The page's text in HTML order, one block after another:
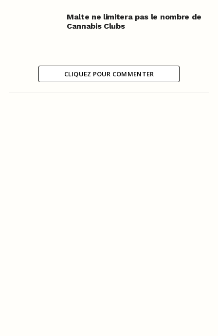
Malte ne limitera pas le nombre de
Cannabis Clubs
CLIQUEZ POUR COMMENTER